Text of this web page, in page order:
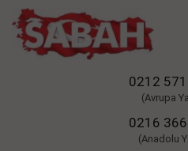
0212
(Avrupa
0216
(Anadolu